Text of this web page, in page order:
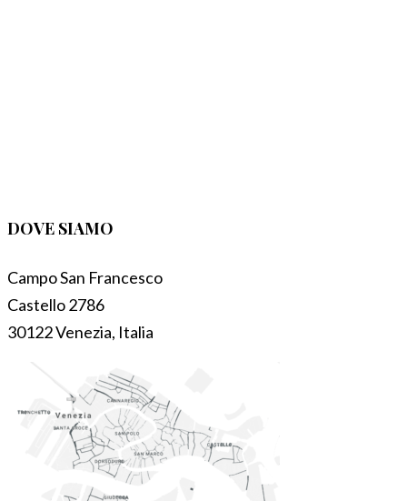
DOVE SIAMO
Campo San Francesco
Castello 2786
30122 Venezia, Italia